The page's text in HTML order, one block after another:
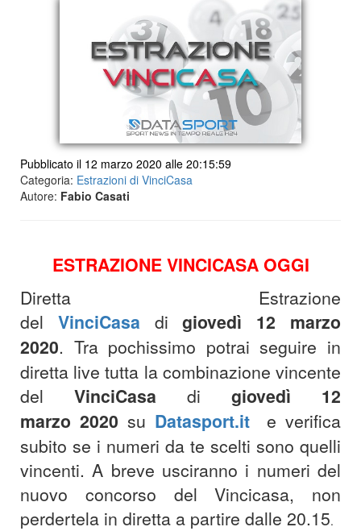
Pubblicato il 12 marzo 2020 alle 20:15:59
Categoria: Estrazioni di VinciCasa
Autore: Fabio Casati
ESTRAZIONE VINCICASA OGGI
Diretta Estrazione
del VinciCasa digiovedì 12 marzo
2020. Tra pochissimo potrai seguire in
diretta live tutta la combinazione vincente
del VinciCasa di giovedì 12
marzo 2020 su Datasport.it
e verifica
subito se i numeri da te scelti sono quelli
vincenti. A breve usciranno i numeri del
nuovo concorso del Vincicasa, non
perdertela in diretta a partire dalle 20.15.